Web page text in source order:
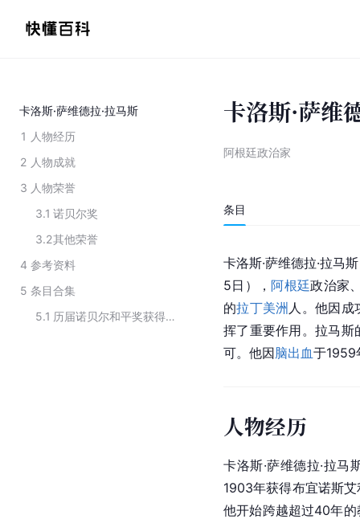
卡洛斯·萨维德拉·拉马斯
1 人物经历
2 人物成就
3 人物荣誉
3.1 诺贝尔奖
3.2其他荣誉
4 参考资料
5 条目合集
5.1
历届诺贝尔和平奖获得者
卡洛斯·萨维
阿根廷政治家
条目
卡洛斯·萨维德拉·拉马
5日）， 阿根廷政治家
的拉丁美洲 人。他因成
挥了重要作用。拉马斯
可。他因脑出血于1959
人物经历
卡洛斯·萨维德拉·拉马
1903年获得布宜诺斯
他开始跨越超过40年